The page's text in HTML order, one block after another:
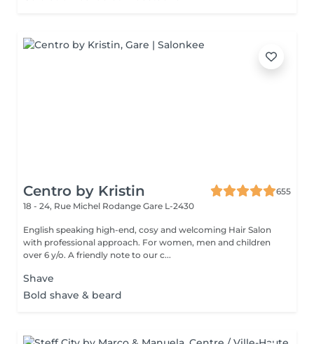
Centro by Kristin
655
18 - 24, Rue Michel Rodange Gare L-2430
English speaking high-end, cosy and welcoming Hair Salon
with professional approach. For women, men and children
over 6 y/o. A friendly note to our c...
Shave
Bold shave & beard